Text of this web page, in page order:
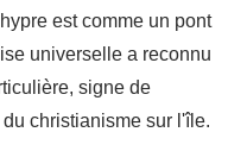
est comme un pont
universelle a reconnu
signe de
christianisme sur l'île.